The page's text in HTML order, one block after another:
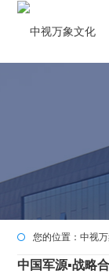
您的位置：中视
中国军源▪战略